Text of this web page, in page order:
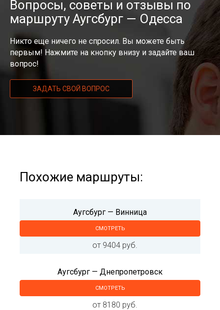
Вопросы, советы и отзывы по
маршруту Аугсбург — Одесса
Никто еще ничего не спросил. Вы можете быть
первым! Нажмите на кнопку внизу и задайте ваш
вопрос!
ЗАДАТЬ СВОЙ ВОПРОС
Похожие маршруты:
Аугсбург — Винница
СМОТРЕТЬ
от 9404 руб.
Аугсбург — Днепропетровск
СМОТРЕТЬ
от 8180 руб.